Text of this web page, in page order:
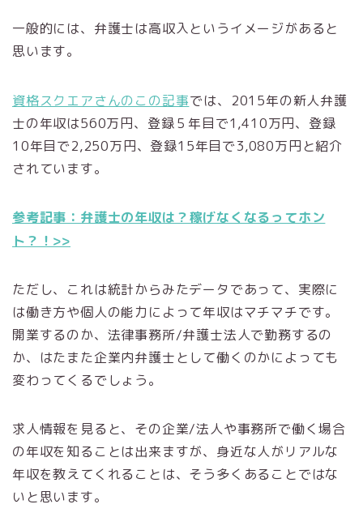
一般的には、弁護士は高収入というイメージがあると
思います。
資格スクエアさんのこの記事では、2015年の新人弁護
士の年収は560万円、登録５年目で1,410万円、登録
10年目で2,250万円、登録15年目で3,080万円と紹介
されています。
参考記事：弁護士の年収は？稼げなくなるってホン
ト？！>>
ただし、これは統計からみたデータであって、実際に
は働き方や個人の能力によって年収はマチマチです。
開業するのか、法律事務所/弁護士法人で勤務するの
か、はたまた企業内弁護士として働くのかによっても
変わってくるでしょう。
求人情報を見ると、その企業/法人や事務所で働く場合
の年収を知ることは出来ますが、身近な人がリアルな
年収を教えてくれることは、そう多くあることではな
いと思います。